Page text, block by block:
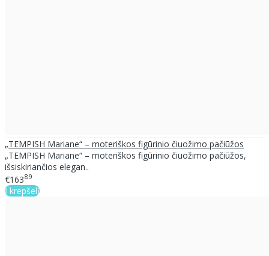
„TEMPISH Mariane“ – moteriškos figūrinio čiuožimo pačiūžos
„TEMPISH Mariane“ – moteriškos figūrinio čiuožimo pačiūžos,
išsiskiriančios elegan..
€16389
Į krepšelį